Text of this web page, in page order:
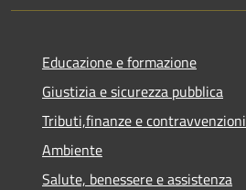
Educazione e formazione
Giustizia e sicurezza pubblica
Tributi,finanze e contravvenzioni
Ambiente
Salute, benessere e assistenza